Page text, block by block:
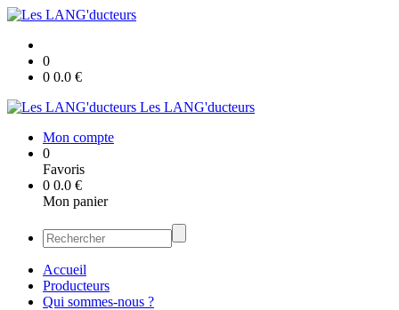
0
0 0.0 €
Les LANG'ducteurs
Mon compte
0
Favoris
0 0.0 €
Mon panier
Accueil
Producteurs
Qui sommes-nous ?